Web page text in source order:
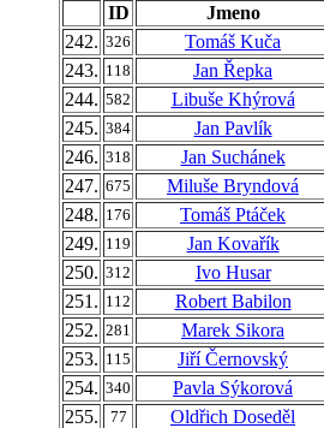
ID
Jmeno
242. 326
Tomáš Kuča
243. 118
Jan Řepka
244. 582
Libuše Khýrová
245. 384
Jan Pavlík
246. 318
Jan Suchánek
247. 675
Miluše Bryndová
248. 176
Tomáš Ptáček
249. 119
Jan Kovařík
250. 312
Ivo Husar
251. 112
Robert Babilon
252. 281
Marek Sikora
253. 115
Jiří Černovský
254. 340
Pavla Sýkorová
255.
77
Oldřich Doseděl